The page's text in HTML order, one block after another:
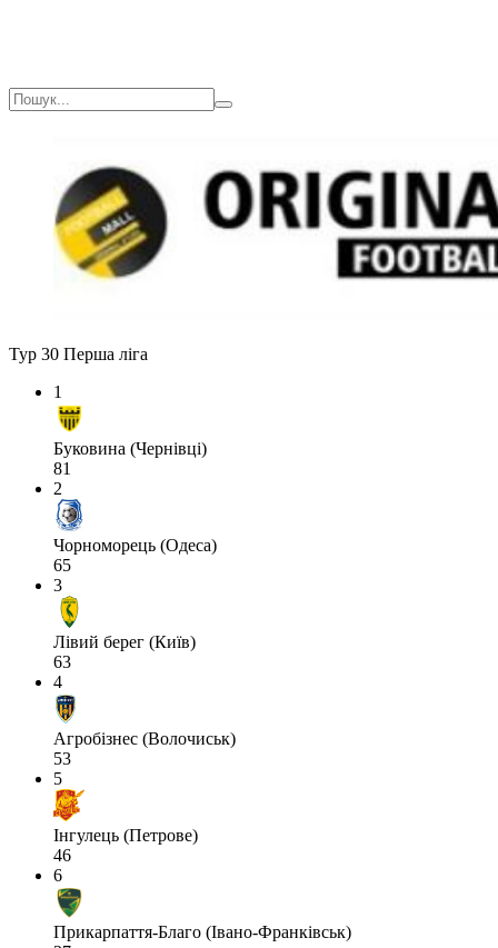
Тур 30 Перша ліга
1
Буковина (Чернівці)
81
2
Чорноморець (Одеса)
65
3
Лівий берег (Київ)
63
4
Агробізнес (Волочиськ)
53
5
Інгулець (Петрове)
46
6
Прикарпаття-Благо (Івано-Франківськ)